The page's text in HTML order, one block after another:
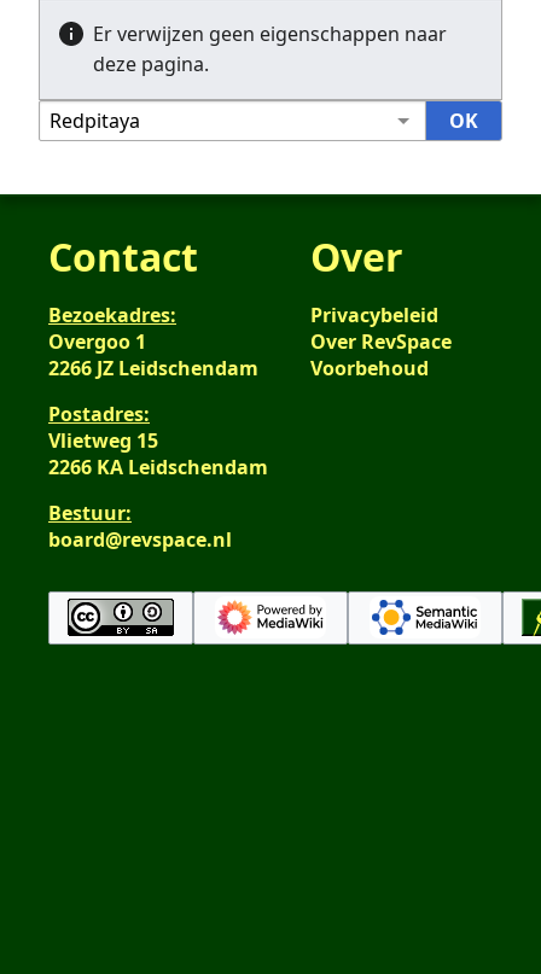
Er verwijzen geen eigenschappen naar
deze pagina.
Contact
Bezoekadres:
Overgoo 1
2266 JZ Leidschendam
Postadres:
Vlietweg 15
2266 KA Leidschendam
Bestuur:
board@revspace.nl
Over
Privacybeleid
Over RevSpace
Voorbehoud